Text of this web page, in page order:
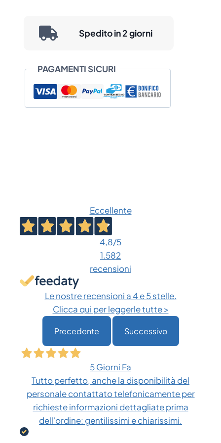
TSC efficiente e performante.
Spedito in 2 giorni
PAGAMENTI SICURI
Eccellente
4,8/5
1.582
recensioni
Le nostre recensioni a 4 e 5 stelle.
Clicca qui per leggerle tutte >
Precedente Successivo
5 Giorni Fa
Tutto perfetto, anche la disponibilità del
personale contattato telefonicamente per
richieste informazioni dettagliate prima
dell'ordine: gentilissimi e chiarissimi.